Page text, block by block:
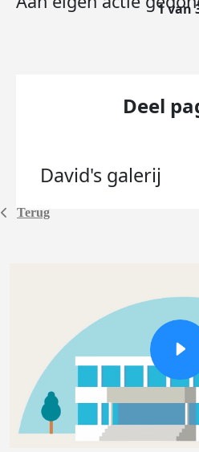
Terug
1 van
Deel
David's galerij